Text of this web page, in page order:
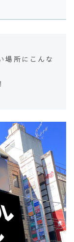
場所にこんな